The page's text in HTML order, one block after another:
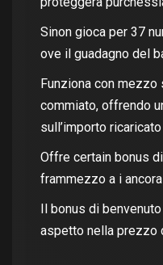
Sinon gioca per 37
ove il guadagno del
Funziona con
commiato, offrendo
sull’importo ricaricato
Offre certain bonus
frammezzo a i
Il bonus di
aspetto nella prezzo